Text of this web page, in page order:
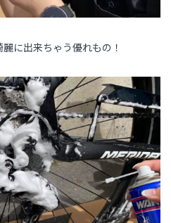
に出来ちゃう優れもの！